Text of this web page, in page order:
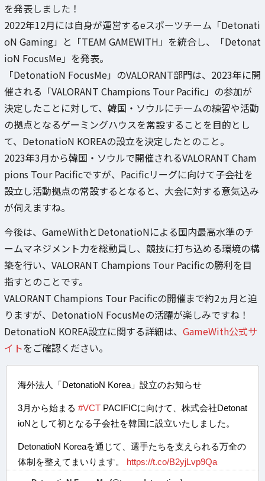
を発表しました！
2022年12月には自身が運営するeスポーツチーム「Detonati
oN Gaming」と「TEAM GAMEWITH」を統合し、「Detonat
ioN FocusMe」を発表。
「DetonatioN FocusMe」のVALORANT部門は、2023年に開
催される「VALORANT Champions Tour Pacific」の参加が
決定したことに対して、韓国・ソウルにチームの練習や活動
の拠点となるゲーミングハウスを常設することを目的とし
て、DetonatioN KOREAの設立を決定したとのこと。
2023年3月から韓国・ソウルで開催されるVALORANT Cham
pions Tour Pacificですが、Pacificリーグに向けて子会社を
設立し活動拠点の常設するとなると、大会に対する意気込み
が伺えますね。
今後は、GameWithとDetonatioNによる国内最高水準のチ
ームマネジメント力を総動員し、競技に打ち込める環境の構
築を行い、VALORANT Champions Tour Pacificの勝利を目
指すとのことです。
VALORANT Champions Tour Pacificの開催まで約2ヵ月と迫
りますが、DetonatioN FocusMeの活躍が楽しみですね！
DetonatioN KOREA設立に関する詳細は、 GameWith公式サ
イトをご確認ください。
海外法人「DetonatioN Korea」設立のお知らせ
3月から始まる #VCT PACIFICに向けて、株式会社Detonat
ioNとして初となる子会社を韓国に設立いたしました。
DetonatioN Koreaを通じて、選手たちを支えられる万全の
体制を整えてまいります。
https://t.co/B2yjLvp9Qa